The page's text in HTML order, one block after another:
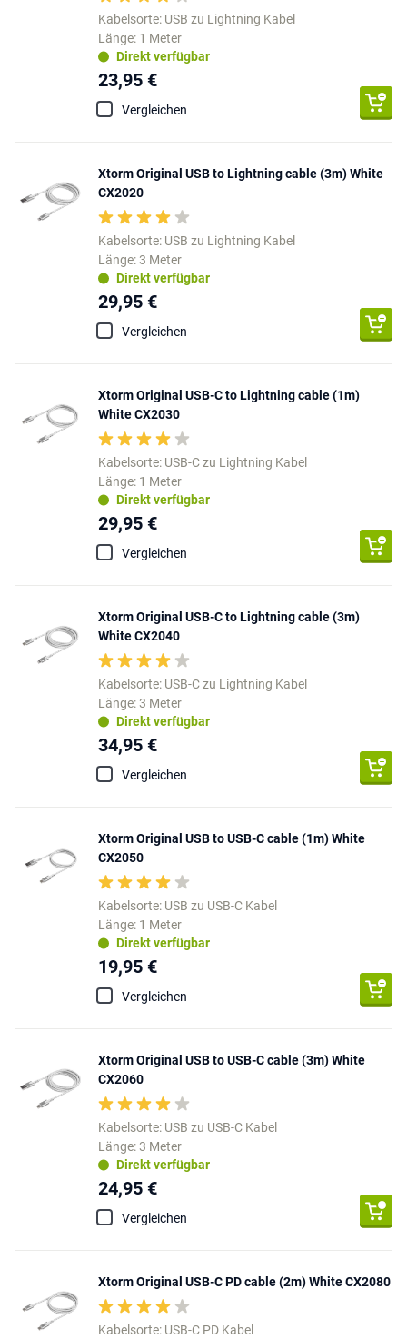
Kabelsorte: USB zu Lightning Kabel
Länge: 1 Meter
Direkt verfügbar
23,95 €
Vergleichen
Xtorm Original USB to Lightning cable (3m) White
CX2020
Kabelsorte: USB zu Lightning Kabel
Länge: 3 Meter
Direkt verfügbar
29,95 €
Vergleichen
Xtorm Original USB-C to Lightning cable (1m)
White CX2030
Kabelsorte: USB-C zu Lightning Kabel
Länge: 1 Meter
Direkt verfügbar
29,95 €
Vergleichen
Xtorm Original USB-C to Lightning cable (3m)
White CX2040
Kabelsorte: USB-C zu Lightning Kabel
Länge: 3 Meter
Direkt verfügbar
34,95 €
Vergleichen
Xtorm Original USB to USB-C cable (1m) White
CX2050
Kabelsorte: USB zu USB-C Kabel
Länge: 1 Meter
Direkt verfügbar
19,95 €
Vergleichen
Xtorm Original USB to USB-C cable (3m) White
CX2060
Kabelsorte: USB zu USB-C Kabel
Länge: 3 Meter
Direkt verfügbar
24,95 €
Vergleichen
Xtorm Original USB-C PD cable (2m) White CX2080
Kabelsorte: USB-C PD Kabel